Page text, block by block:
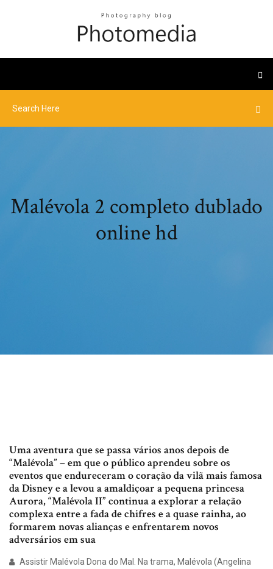
Malévola 2 completo dublado
online hd
Uma aventura que se passa vários anos depois de
“Malévola” – em que o público aprendeu sobre os
eventos que endureceram o coração da vilã mais famosa
da Disney e a levou a amaldiçoar a pequena princesa
Aurora, “Malévola II” continua a explorar a relação
complexa entre a fada de chifres e a quase rainha, ao
formarem novas alianças e enfrentarem novos
adversários em sua
Assistir Malévola Dona do Mal. Na trama, Malévola (Angelina